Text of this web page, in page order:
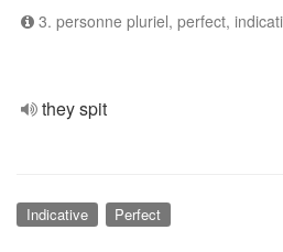
3. personne pluriel, perfect,
they spit
Indicative Perfect